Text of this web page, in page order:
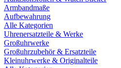
Armbandmaße
Aufbewahrung
Alle Kategorien
Uhrenersatzteile & Werke
Großuhrwerke
Großuhrzubehör & Ersatzteile
Kleinuhrwerke & Originalteile